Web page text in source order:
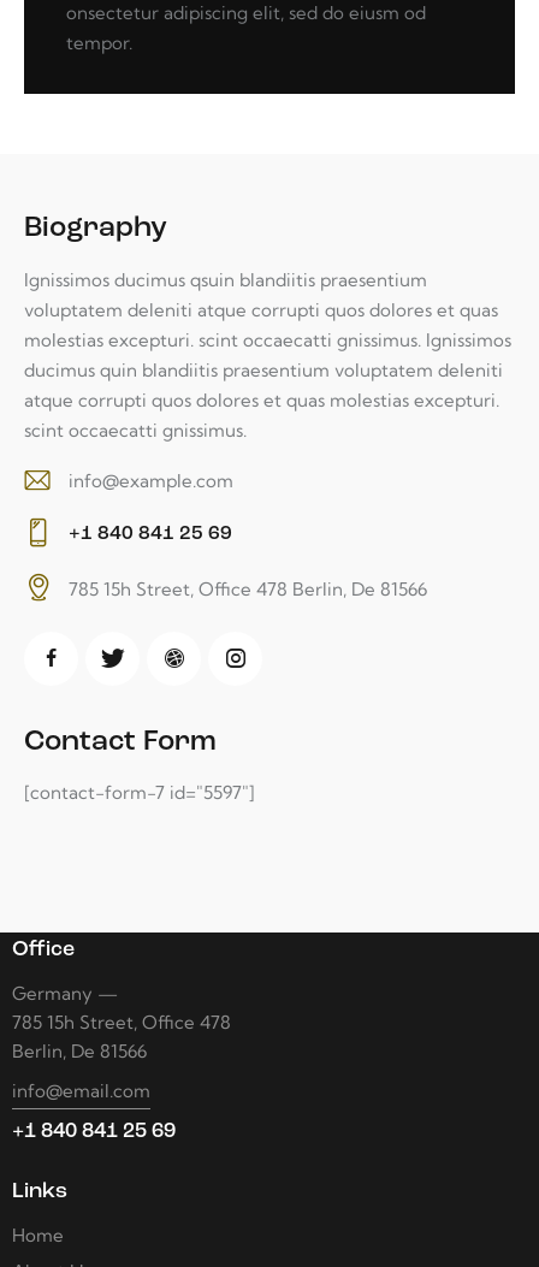
onsectetur adipiscing elit, sed do eiusm od
tempor.
Biography
Ignissimos ducimus qsuin blandiitis praesentium
voluptatem deleniti atque corrupti quos dolores et quas
molestias excepturi. scint occaecatti gnissimus. Ignissimos
ducimus quin blandiitis praesentium voluptatem deleniti
atque corrupti quos dolores et quas molestias excepturi.
scint occaecatti gnissimus.
E-
m
ail:
info@example.com
Ph
on
+1 840 841 25 69
dd
ss:
785 15h Street, Office 478 Berlin, De 81566
Contact Form
[contact-form-7 id="5597"]
Office
Germany —
785 15h Street, Office 478
Berlin, De 81566
info@email.com
+1 840 841 25 69
Links
Home